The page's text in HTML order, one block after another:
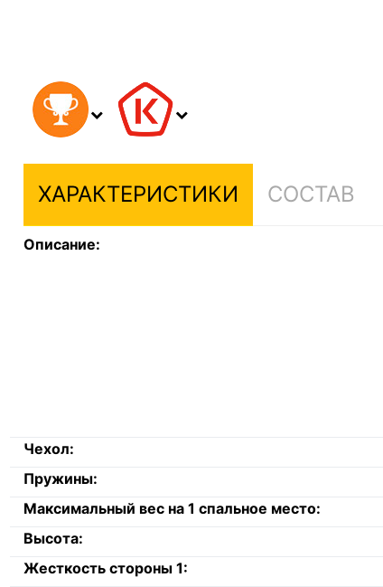
ХАРАКТЕРИСТИКИ СОСТАВ
Описание:
Чехол:
Пружины:
Максимальный вес на 1 спальное место:
Высота:
Жесткость стороны 1: